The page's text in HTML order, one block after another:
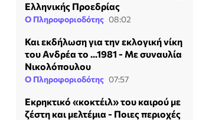
Ελληνικής Προεδρίας
Ο Πληροφοριοδότης 08:02
Και εκδήλωση για την εκλογική νίκη
του Ανδρέα το ...1981 - Με συναυλία
Νικολόπουλου
Ο Πληροφοριοδότης 07:57
Εκρηκτικό «κοκτέιλ» του καιρού με
ζέστη και μελτέμια - Ποιες περιοχές